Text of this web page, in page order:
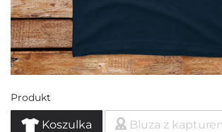
Produkt
Koszulka Bluza z